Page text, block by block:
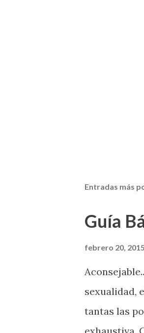
Entradas más
Guía
febrero 20, 2015
sexualidad,
tantas las